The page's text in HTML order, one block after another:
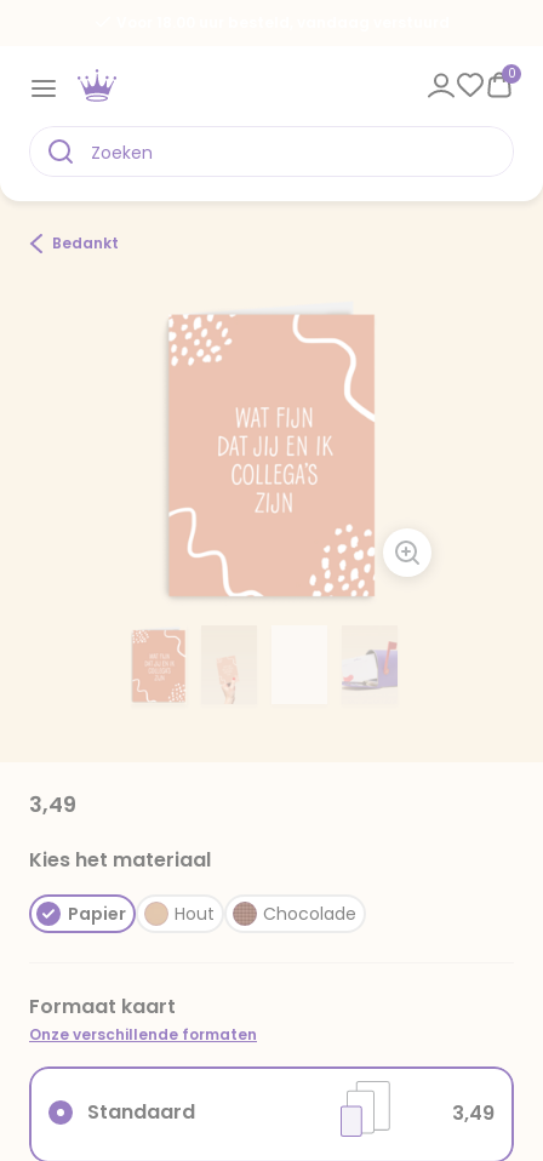
0
Bedankt
3,49
Kies het materiaal
Papier Hout Chocolade
Formaat kaart
Onze verschillende formaten
Standaard 3,49